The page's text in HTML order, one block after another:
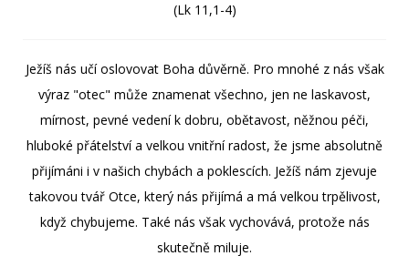
(Lk 11,1-4)
Ježíš nás učí oslovovat Boha důvěrně. Pro mnohé z nás však
výraz "otec" může znamenat všechno, jen ne laskavost,
mírnost, pevné vedení k dobru, obětavost, něžnou péči,
hluboké přátelství a velkou vnitřní radost, že jsme absolutně
přijímáni i v našich chybách a poklescích. Ježíš nám zjevuje
takovou tvář Otce, který nás přijímá a má velkou trpělivost,
když chybujeme. Také nás však vychovává, protože nás
skutečně miluje.